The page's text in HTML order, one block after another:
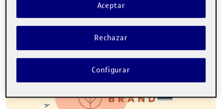
Susana Jiménez Manzanera
Rechazar
Aceptar
Configurar